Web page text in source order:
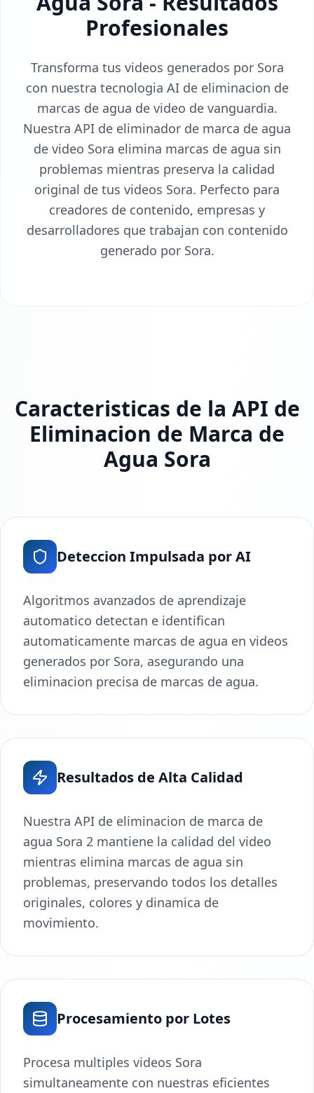
Profesionales
Transforma tus videos generados por Sora
con nuestra tecnologia AI de eliminacion de
marcas de agua de video de vanguardia.
Nuestra API de eliminador de marca de agua
de video Sora elimina marcas de agua sin
problemas mientras preserva la calidad
original de tus videos Sora. Perfecto para
creadores de contenido, empresas y
desarrolladores que trabajan con contenido
generado por Sora.
Caracteristicas de la API de
Eliminacion de Marca de
Agua Sora
Deteccion Impulsada por AI
Algoritmos avanzados de aprendizaje
automatico detectan e identifican
automaticamente marcas de agua en videos
generados por Sora, asegurando una
eliminacion precisa de marcas de agua.
Resultados de Alta Calidad
Nuestra API de eliminacion de marca de
agua Sora 2 mantiene la calidad del video
mientras elimina marcas de agua sin
problemas, preservando todos los detalles
originales, colores y dinamica de
movimiento.
Procesamiento por Lotes
Procesa multiples videos Sora
simultaneamente con nuestras eficientes